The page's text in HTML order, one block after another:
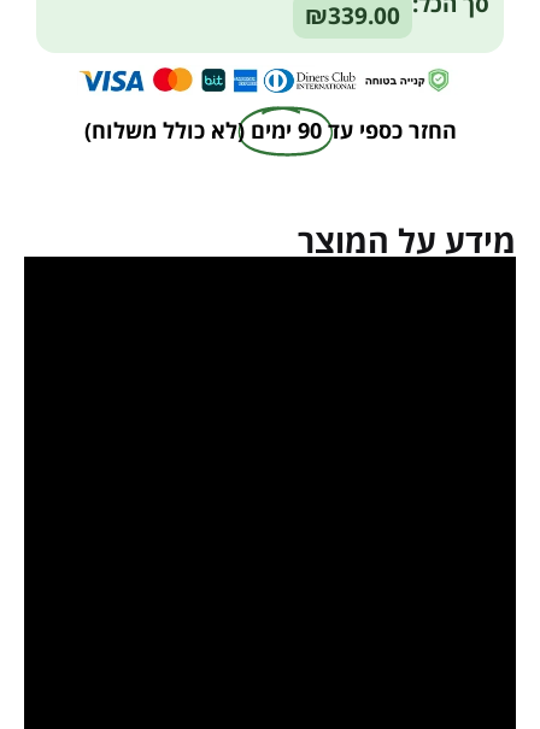
₪339.00
החזר כספי עד 90 ימים (לא כולל משלוח)
מידע על המוצר